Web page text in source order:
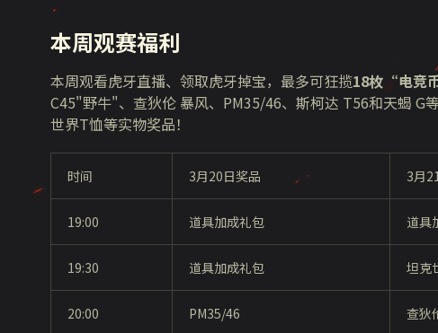
本周观赛福利
本周观看虎牙直播、领取虎牙掉宝，最多可狂揽18枚“电竞
C45"野牛"、查狄伦 暴风、 PM35/46、斯柯达 T56和天蝎 G
世界T恤等实物奖品！
时间 3月20日奖品 3月
19:00 道具加成礼包 道具
19:30 道具加成礼包 坦克
20:00 PM35/46 查狄